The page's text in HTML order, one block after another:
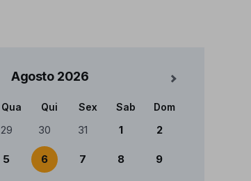
Agosto 2026 Mês Seguinte
Qua Qui Sex Sab Dom
29 30 31 1 2
5 6 7 8 9